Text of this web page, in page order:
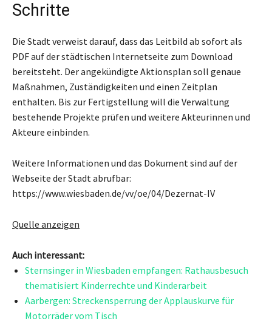
Schritte
Die Stadt verweist darauf, dass das Leitbild ab sofort als
PDF auf der städtischen Internetseite zum Download
bereitsteht. Der angekündigte Aktionsplan soll genaue
Maßnahmen, Zuständigkeiten und einen Zeitplan
enthalten. Bis zur Fertigstellung will die Verwaltung
bestehende Projekte prüfen und weitere Akteurinnen und
Akteure einbinden.
Weitere Informationen und das Dokument sind auf der
Webseite der Stadt abrufbar:
https://www.wiesbaden.de/vv/oe/04/Dezernat-IV
Quelle anzeigen
Auch interessant:
Sternsinger in Wiesbaden empfangen: Rathausbesuch
thematisiert Kinderrechte und Kinderarbeit
Aarbergen: Streckensperrung der Applauskurve für
Motorräder vom Tisch